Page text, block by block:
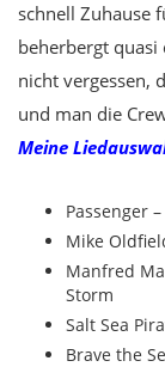
schnell Zuhause
beherbergt quasi
nicht vergessen,
und man die
Meine
Passenger
Mike
Manfred
Storm
Salt Sea
Brave the